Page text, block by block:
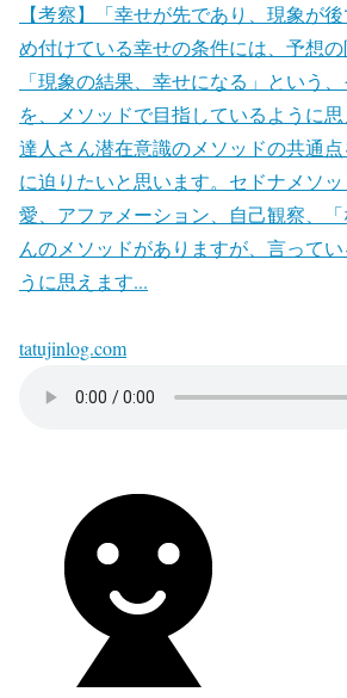
【考察】「幸せが先であり、現象が
め付けている幸せの条件には、予想の
「現象の結果、幸せになる」という
を、メソッドで目指しているように思
達人さん潜在意識のメソッドの共通
に迫りたいと思います。セドナメソ
愛、アファメーション、自己観察、
んのメソッドがありますが、言って
うに思えます...
tatujinlog.com